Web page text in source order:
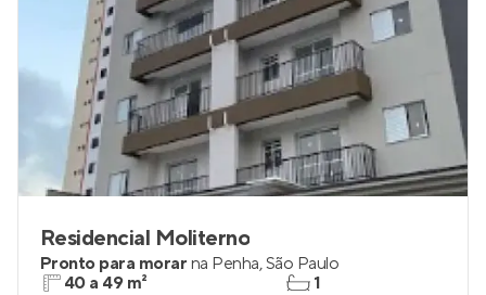
Residencial Moliterno
Pronto para morar na Penha,São Paulo
40 a 49 m²
1